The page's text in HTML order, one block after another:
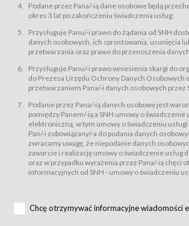
usługę utrzymywania konta użytkownika w
usługę newsletter,
usługę zawierania na odległość umów nabycia
usługę zawierania na odległość umów sprzedaży w
dnia 18 lipca 2002 r. o świadczeniu usług drogą
r., Nr 144, poz. 1204, z późń. zm.). Usługi świadczone są
Na zasadach określonych w Regulaminie dostęp do
Usługobiorca przed rozpoczęciem korzystania z
zapoznać się z Regulaminem. Założenie konta w
usługi newsletter za pośrednictwem przeznaczonego
zamieszczonego na stronach Serwisu dostępnych dla
Usługobiorców wymaga akceptacji postanowień
Usługobiorca zobowiązany jest do przestrzegania
od chwili rozpoczęcia korzystania z Serwisu.
Regulamin jest udostępniony Usługobiorcom
Warunki techniczne korzystania z Usług
Podane przez Pana/-ią dane osobowe będą
okres 3 lat po zakończeniu świadczenia usług;
Przysługuje Panu/-i prawo do żądania od SNH
danych osobowych, ich sprostowania, usunięcia
przetwarzania oraz prawo do przenoszenia
Przysługuje Panu/-i prawo wniesienia skargi do
do Prezesa Urzędu Ochrony Danych Osobowych
przetwarzaniem Pana/-i danych osobowych przez
Podanie przez Pana/-ią danych osobowy jest
pomiędzy Panem/-ią a SNH umowy o świadczenie
elektroniczną, w tym umowy o świadczeniu
Pan/-i zobowiązany/-a do podania danych
zwracamy uwagę, że niepodanie danych
zawarcie i realizację umowy o świadczenie usług
oraz w przypadku wyrażenia przez Pana/-ią chęci
informacyjnych od SNH - umowy o świadczeniu
Chcę otrzymywać informacyjne wiadomości